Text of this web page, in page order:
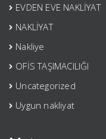
EVDEN EVE NAKLİYAT
NAKLİYAT
Nakliye
OFİS TAŞIMACILIĞI
Uncategorized
Uygun nakliyat